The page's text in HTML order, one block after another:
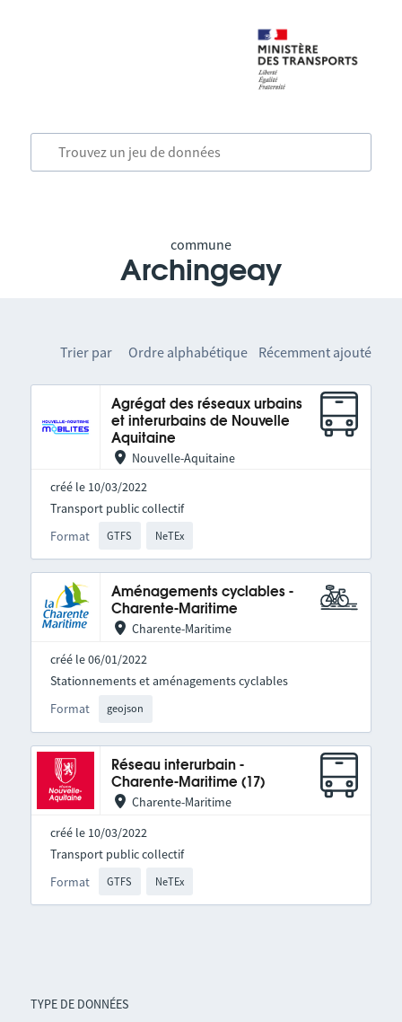
commune
Archingeay
TYPE DE DONNÉES
Trier par Ordre alphabétique Récemment ajouté
Agrégat des réseaux urbains
et interurbains de Nouvelle
Aquitaine
Nouvelle-Aquitaine
créé le 10/03/2022
Format GTFS NeTEx
Transport public collectif
Aménagements cyclables -
Charente-Maritime
Charente-Maritime
créé le 06/01/2022
Format geojson
Stationnements et aménagements cyclables
Réseau interurbain -
Charente-Maritime (17)
Charente-Maritime
créé le 10/03/2022
Format GTFS NeTEx
Transport public collectif